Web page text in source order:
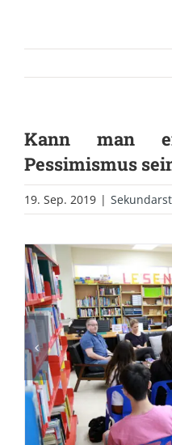
Kann man
Pessimismus
19. Sep. 2019 |